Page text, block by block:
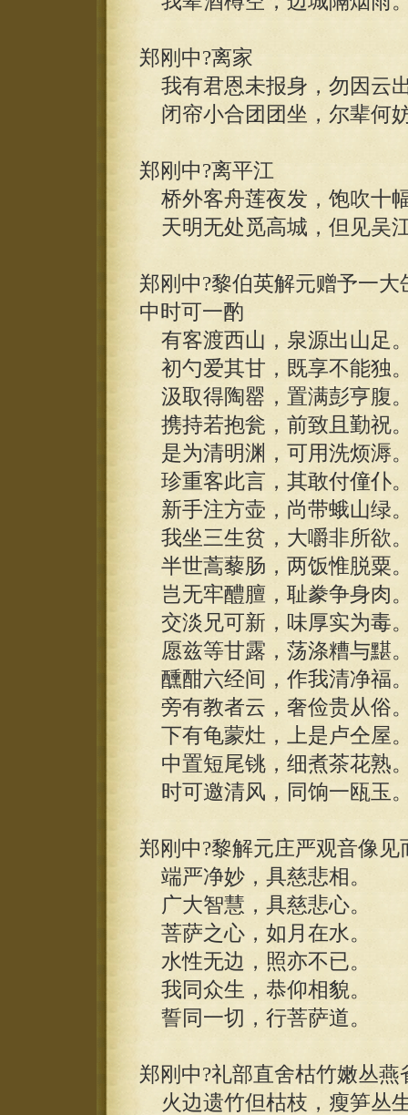
郑刚中?离家
我有君恩未报身，勿因云
闭帘小合团团坐，尔辈何
郑刚中?离平江
桥外客舟莲夜发，饱吹十
天明无处觅高城，但见吴
郑刚中?黎伯英解元赠予一
中时可一酌
有客渡西山，泉源出山足
初勺爱其甘，既享不能独
汲取得陶罂，置满彭亨腹
携持若抱瓮，前致且勤祝
是为清明渊，可用洗烦溽
珍重客此言，其敢付僮仆
新手注方壶，尚带蛾山绿
我坐三生贫，大嚼非所欲
半世蒿藜肠，两饭惟脱粟
岂无牢醴膻，耻豢争身肉
交淡兄可新，味厚实为毒
愿兹等甘露，荡涤糟与黮
醺酣六经间，作我清净福
旁有教者云，奢俭贵从俗
下有龟蒙灶，上是卢仝屋
中置短尾铫，细煮茶花熟
时可邀清风，同饷一瓯玉
郑刚中?黎解元庄严观音像见
端严净妙，具慈悲相。
广大智慧，具慈悲心。
菩萨之心，如月在水。
水性无边，照亦不已。
我同众生，恭仰相貌。
誓同一切，行菩萨道。
郑刚中?礼部直舍枯竹嫩丛
火边遗竹但枯枝，瘦笋丛